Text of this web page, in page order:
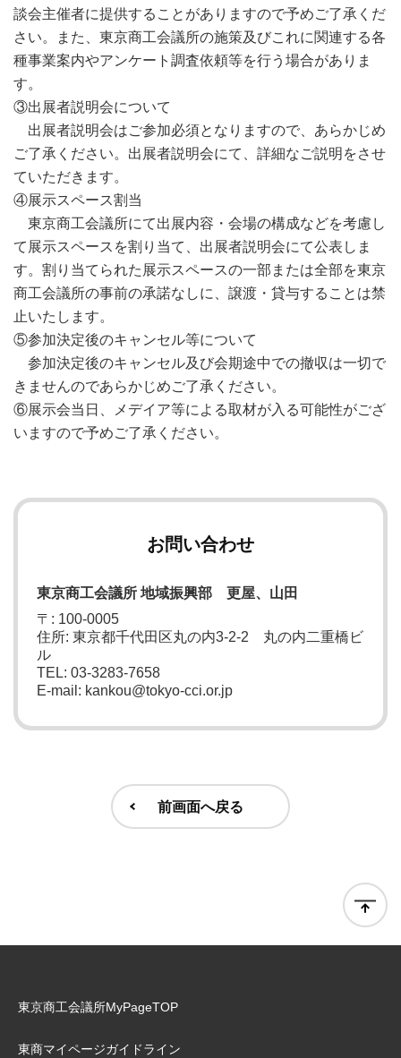
談会主催者に提供することがありますので予めご了承くだ
さい。また、東京商工会議所の施策及びこれに関連する各
種事業案内やアンケート調査依頼等を行う場合がありま
す。
③出展者説明会について
出展者説明会はご参加必須となりますので、あらかじめ
ご了承ください。出展者説明会にて、詳細なご説明をさせ
ていただきます。
④展示スペース割当
東京商工会議所にて出展内容・会場の構成などを考慮し
て展示スペースを割り当て、出展者説明会にて公表しま
す。割り当てられた展示スペースの一部または全部を東京
商工会議所の事前の承諾なしに、譲渡・貸与することは禁
止いたします。
⑤参加決定後のキャンセル等について
参加決定後のキャンセル及び会期途中での撤収は一切で
きませんのであらかじめご了承ください。
⑥展示会当日、メデイア等による取材が入る可能性がござ
いますので予めご了承ください。
お問い合わせ
東京商工会議所 地域振興部 更屋、山田
〒: 100-0005
住所: 東京都千代田区丸の内3-2-2 丸の内二重橋ビ
ル
TEL: 03-3283-7658
E-mail: kankou@tokyo-cci.or.jp
前画面へ戻る
東京商工会議所MyPageTOP
東商マイページガイドライン